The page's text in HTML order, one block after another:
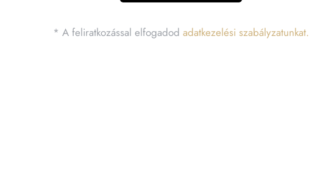
* A feliratkozással elfogadod adatkezelési szabályzatunkat.